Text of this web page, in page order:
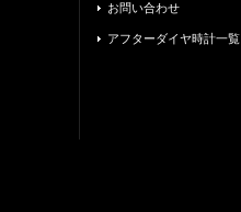
お問い合わせ
アフターダイヤ時計一覧